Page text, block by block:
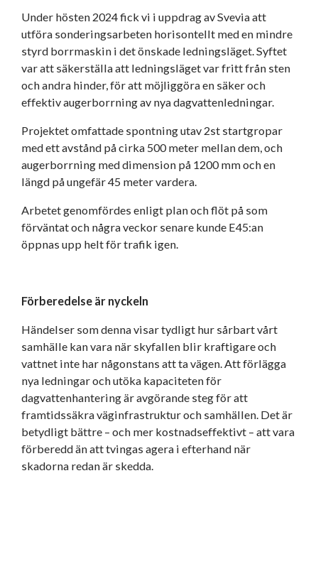
Under hösten 2024 fick vi i uppdrag av Svevia att
utföra sonderingsarbeten horisontellt med en mindre
styrd borrmaskin i det önskade ledningsläget. Syftet
var att säkerställa att ledningsläget var fritt från sten
och andra hinder, för att möjliggöra en säker och
effektiv augerborrning av nya dagvattenledningar.
Projektet omfattade spontning utav 2st startgropar
med ett avstånd på cirka 500 meter mellan dem, och
augerborrning med dimension på 1200 mm och en
längd på ungefär 45 meter vardera.
Arbetet genomfördes enligt plan och flöt på som
förväntat och några veckor senare kunde E45:an
öppnas upp helt för trafik igen.
Förberedelse är nyckeln
Händelser som denna visar tydligt hur sårbart vårt
samhälle kan vara när skyfallen blir kraftigare och
vattnet inte har någonstans att ta vägen. Att förlägga
nya ledningar och utöka kapaciteten för
dagvattenhantering är avgörande steg för att
framtidssäkra väginfrastruktur och samhällen. Det är
betydligt bättre – och mer kostnadseffektivt – att vara
förberedd än att tvingas agera i efterhand när
skadorna redan är skedda.